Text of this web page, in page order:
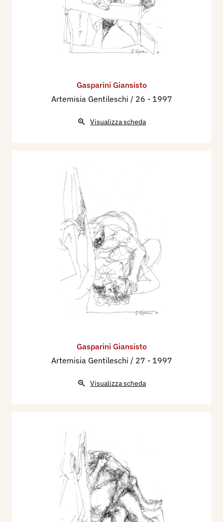
Gasparini Giansisto
Artemisia Gentileschi / 26 - 1997
Visualizza scheda
Gasparini Giansisto
Artemisia Gentileschi / 27 - 1997
Visualizza scheda